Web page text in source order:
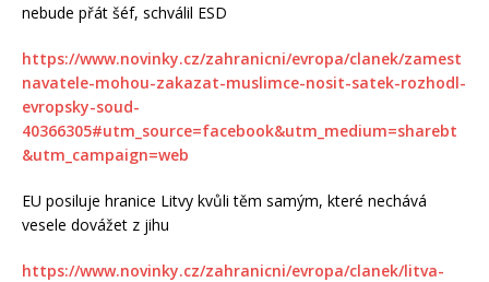
nebude přát šéf, schválil ESD
https://www.novinky.cz/zahranicni/evropa/clanek/zamest
navatele-mohou-zakazat-muslimce-nosit-satek-rozhodl-
evropsky-soud-
40366305#utm_source=facebook&utm_medium=sharebt
&utm_campaign=web
EU posiluje hranice Litvy kvůli těm samým, které nechává
vesele dovážet z jihu
https://www.novinky.cz/zahranicni/evropa/clanek/litva-